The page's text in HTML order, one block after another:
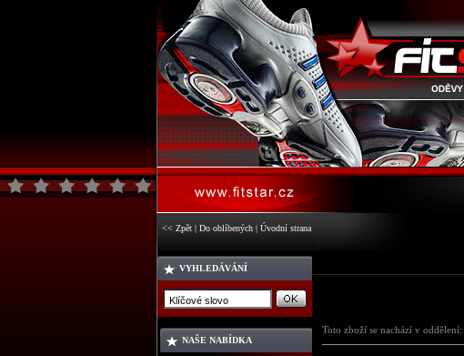
<< Zpět | Do oblíbených | Úvodní strana
VYHLEDÁVÁNÍ
NAŠE NABÍDKA
Toto zboží se nachází v oddělení: